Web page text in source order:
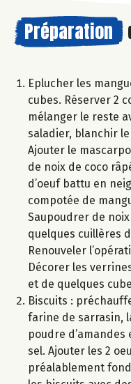
Préparation
Eplucher les
cubes. Réserver 2
mélanger le reste
saladier, blanchir le
Ajouter le
de noix de coco
d’oeuf battu en
compotée de
Saupoudrer de
quelques cuillères
Renouveler
Décorer les
et de quelques
Biscuits :
farine de sarrasin,
poudre
sel. Ajouter les 2
préalablement